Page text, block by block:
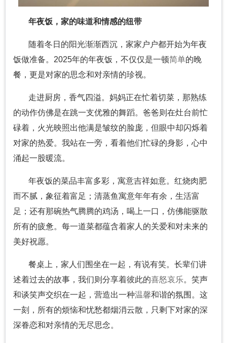
年夜饭，家的味道和情感的纽带
随着冬日的阳光渐渐西沉，家家户户都开始为年夜
饭做准备。2025年的年夜饭，不仅仅是一顿简单的晚
餐，更是对家的思念和对亲情的珍视。
走进厨房，香气四溢。妈妈正在忙着切菜，那熟练
的动作仿佛是在跳一支优雅的舞蹈。爸爸则在灶台前忙
碌着，火光映照出他满是皱纹的脸庞，但眼中却闪烁着
对家的热爱。我站在一旁，看着他们忙碌的身影，心中
涌起一股暖流。
年夜饭的菜品丰富多彩，寓意吉祥如意。红烧肉肥
而不腻，象征着富足；清蒸鱼寓意年年有余，生活富
足；还有那碗热气腾腾的鸡汤，喝上一口，仿佛能驱散
所有的疲惫。每一道菜都蕴含着家人的关爱和对未来的
美好祝愿。
餐桌上，家人们围坐在一起，有说有笑。长辈们讲
述着过去的故事，我们则分享着彼此的喜怒哀乐。笑声
和谈笑声交织在一起，营造出一种温馨和谐的氛围。这
一刻，所有的烦恼和忧愁都烟消云散，只剩下对家的深
深眷恋和对亲情的无尽思念。